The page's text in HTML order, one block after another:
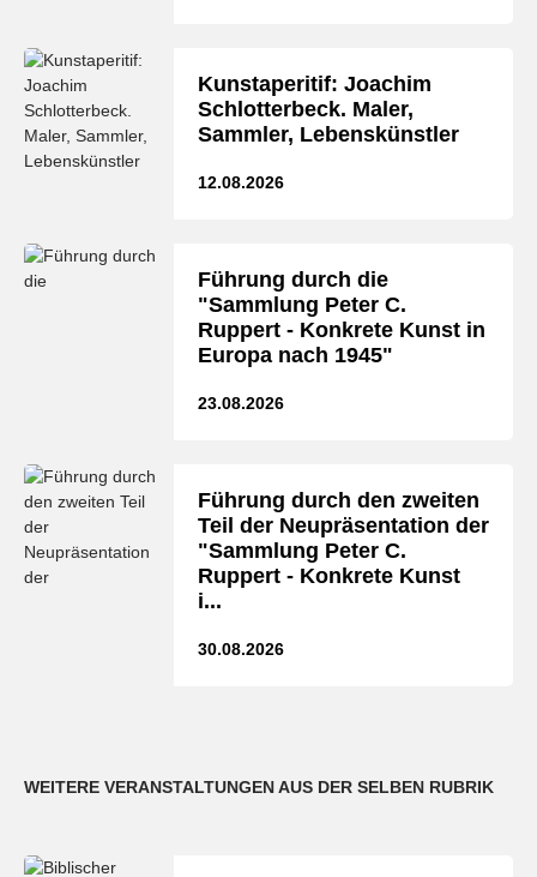
Kunstaperitif: Joachim
Schlotterbeck. Maler,
Sammler, Lebenskünstler
12.08.2026
Führung durch die
"Sammlung Peter C.
Ruppert - Konkrete Kunst in
Europa nach 1945"
23.08.2026
Führung durch den zweiten
Teil der Neupräsentation der
"Sammlung Peter C.
Ruppert - Konkrete Kunst
i...
30.08.2026
WEITERE VERANSTALTUNGEN AUS DER SELBEN RUBRIK